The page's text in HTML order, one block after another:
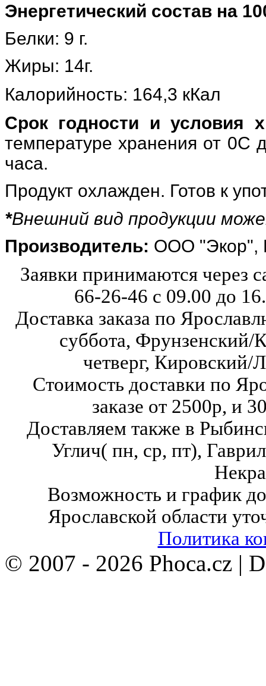
Энергетический состав на
Белки: 9 г.
Жиры: 14г.
Калорийность: 164,3 кКал
Срок годности и условия
температуре хранения от 0С
часа.
Продукт охлажден. Готов к
*Внешний вид продукции
Производитель: ООО "Экор",
Заявки принимаются через
66-26-46 с 09.00 до
Доставка заказа по
суббота, Фрунзенский/
четверг, Кировский/
Стоимость доставки по
заказе от 2500р, и
Доставляем также в
Углич( пн, ср, пт),
Возможность и график
Ярославской области
Политика
© 2007 - 2026 Phoca.cz |